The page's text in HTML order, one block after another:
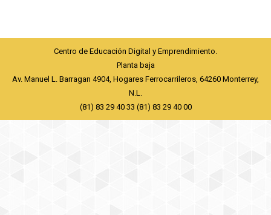
Centro de Educación Digital y Emprendimiento.
Planta baja
Av. Manuel L. Barragan 4904, Hogares Ferrocarrileros, 64260 Monterrey,
N.L.
(81) 83 29 40 33 (81) 83 29 40 00